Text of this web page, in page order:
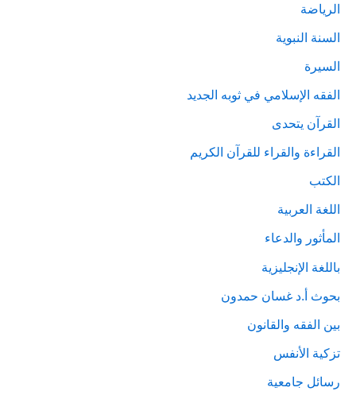
الرياضة
السنة النبوية
السيرة
الفقه الإسلامي في ثوبه الجديد
القرآن يتحدى
القراءة والقراء للقرآن الكريم
الكتب
اللغة العربية
المأثور والدعاء
باللغة الإنجليزية
بحوث أ.د غسان حمدون
بين الفقه والقانون
تزكية الأنفس
رسائل جامعية